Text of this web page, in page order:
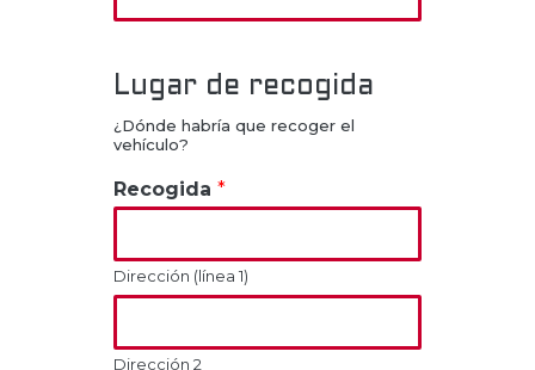
Lugar de recogida
¿Dónde habría que recoger el
vehículo?
Recogida *
Dirección (línea 1)
Dirección 2